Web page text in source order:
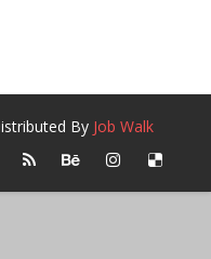
By Job Walk